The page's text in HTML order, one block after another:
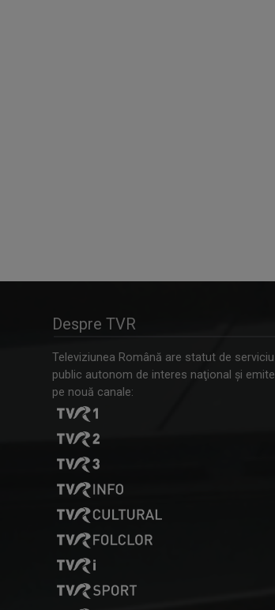
Despre TVR
Televiziunea Română are statut de serviciu
public autonom de interes naţional şi emite
pe nouă canale: